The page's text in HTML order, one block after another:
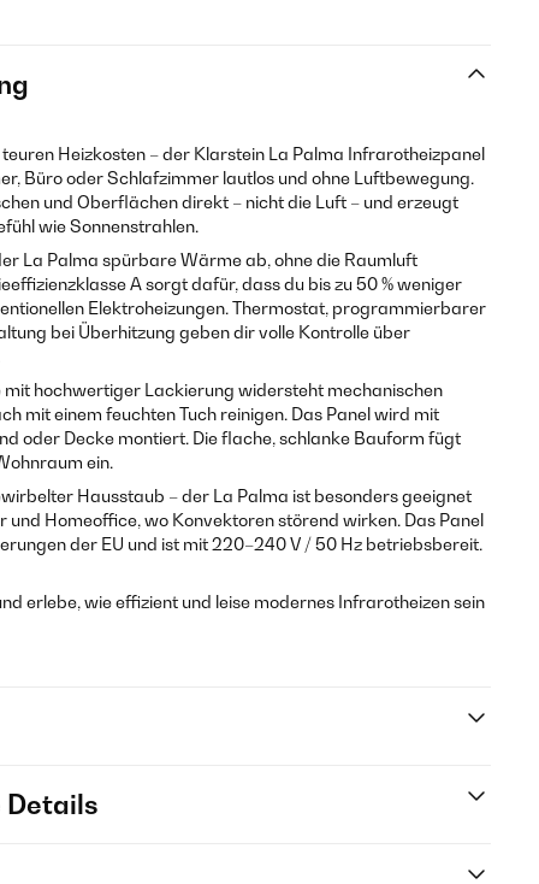
Heizkosten – der Klarstein La Palma Infrarotheizpanel
Büro oder Schlafzimmer lautlos und ohne Luftbewegung.
und Oberflächen direkt – nicht die Luft – und erzeugt
wie Sonnenstrahlen.
La Palma spürbare Wärme ab, ohne die Raumluft
A sorgt dafür, dass du bis zu 50 % weniger
Elektroheizungen. Thermostat, programmierbarer
bei Überhitzung geben dir volle Kontrolle über
mit hochwertiger Lackierung widersteht mechanischen
mit einem feuchten Tuch reinigen. Das Panel wird mit
oder Decke montiert. Die flache, schlanke Bauform fügt
ein.
Hausstaub – der La Palma ist besonders geeignet
Homeoffice, wo Konvektoren störend wirken. Das Panel
der EU und ist mit 220–240 V / 50 Hz betriebsbereit.
erlebe, wie effizient und leise modernes Infrarotheizen sein
Details